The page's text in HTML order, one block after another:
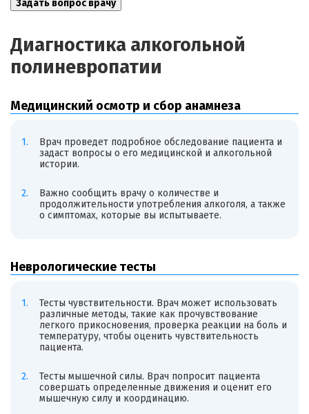
Диагностика алкогольной
полиневропатии
Медицинский осмотр и сбор анамнеза
Врач проведет подробное обследование пациента и
задаст вопросы о его медицинской и алкогольной
истории.
Важно сообщить врачу о количестве и
продолжительности употребления алкоголя, а также
о симптомах, которые вы испытываете.
Неврологические тесты
Тесты чувствительности. Врач может использовать
различные методы, такие как прочувствование
легкого прикосновения, проверка реакции на боль и
температуру, чтобы оценить чувствительность
пациента.
Тесты мышечной силы. Врач попросит пациента
совершать определенные движения и оценит его
мышечную силу и координацию.